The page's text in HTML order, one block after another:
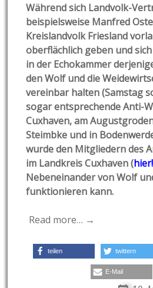
Während sich Landvolk-
beispielsweise Manfred
Kreislandvolk Friesland
oberflächlich geben und
in der Echokammer
den Wolf und die
vereinbar halten (Samstag
sogar entsprechende Anti-
Cuxhaven, am
Steimbke und in
wurde den Mitgliedern des
im Landkreis Cuxhaven (hier!
Nebeneinander von Wolf
funktionieren kann.
Read more… →
teilen twittern
E-Mail